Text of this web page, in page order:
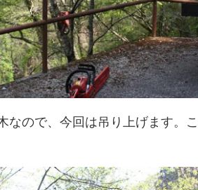
なので、今回は吊り上げます。